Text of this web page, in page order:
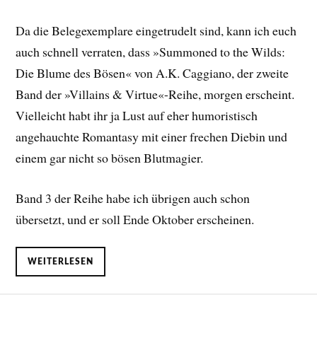
Da die Belegexemplare eingetrudelt sind, kann ich euch
auch schnell verraten, dass »Summoned to the Wilds:
Die Blume des Bösen« von A.K. Caggiano, der zweite
Band der »Villains & Virtue«-Reihe, morgen erscheint.
Vielleicht habt ihr ja Lust auf eher humoristisch
angehauchte Romantasy mit einer frechen Diebin und
einem gar nicht so bösen Blutmagier.
Band 3 der Reihe habe ich übrigen auch schon
übersetzt, und er soll Ende Oktober erscheinen.
WEITERLESEN